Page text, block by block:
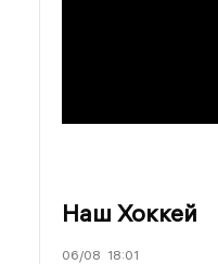
Наш Хоккей
06/08 18:01